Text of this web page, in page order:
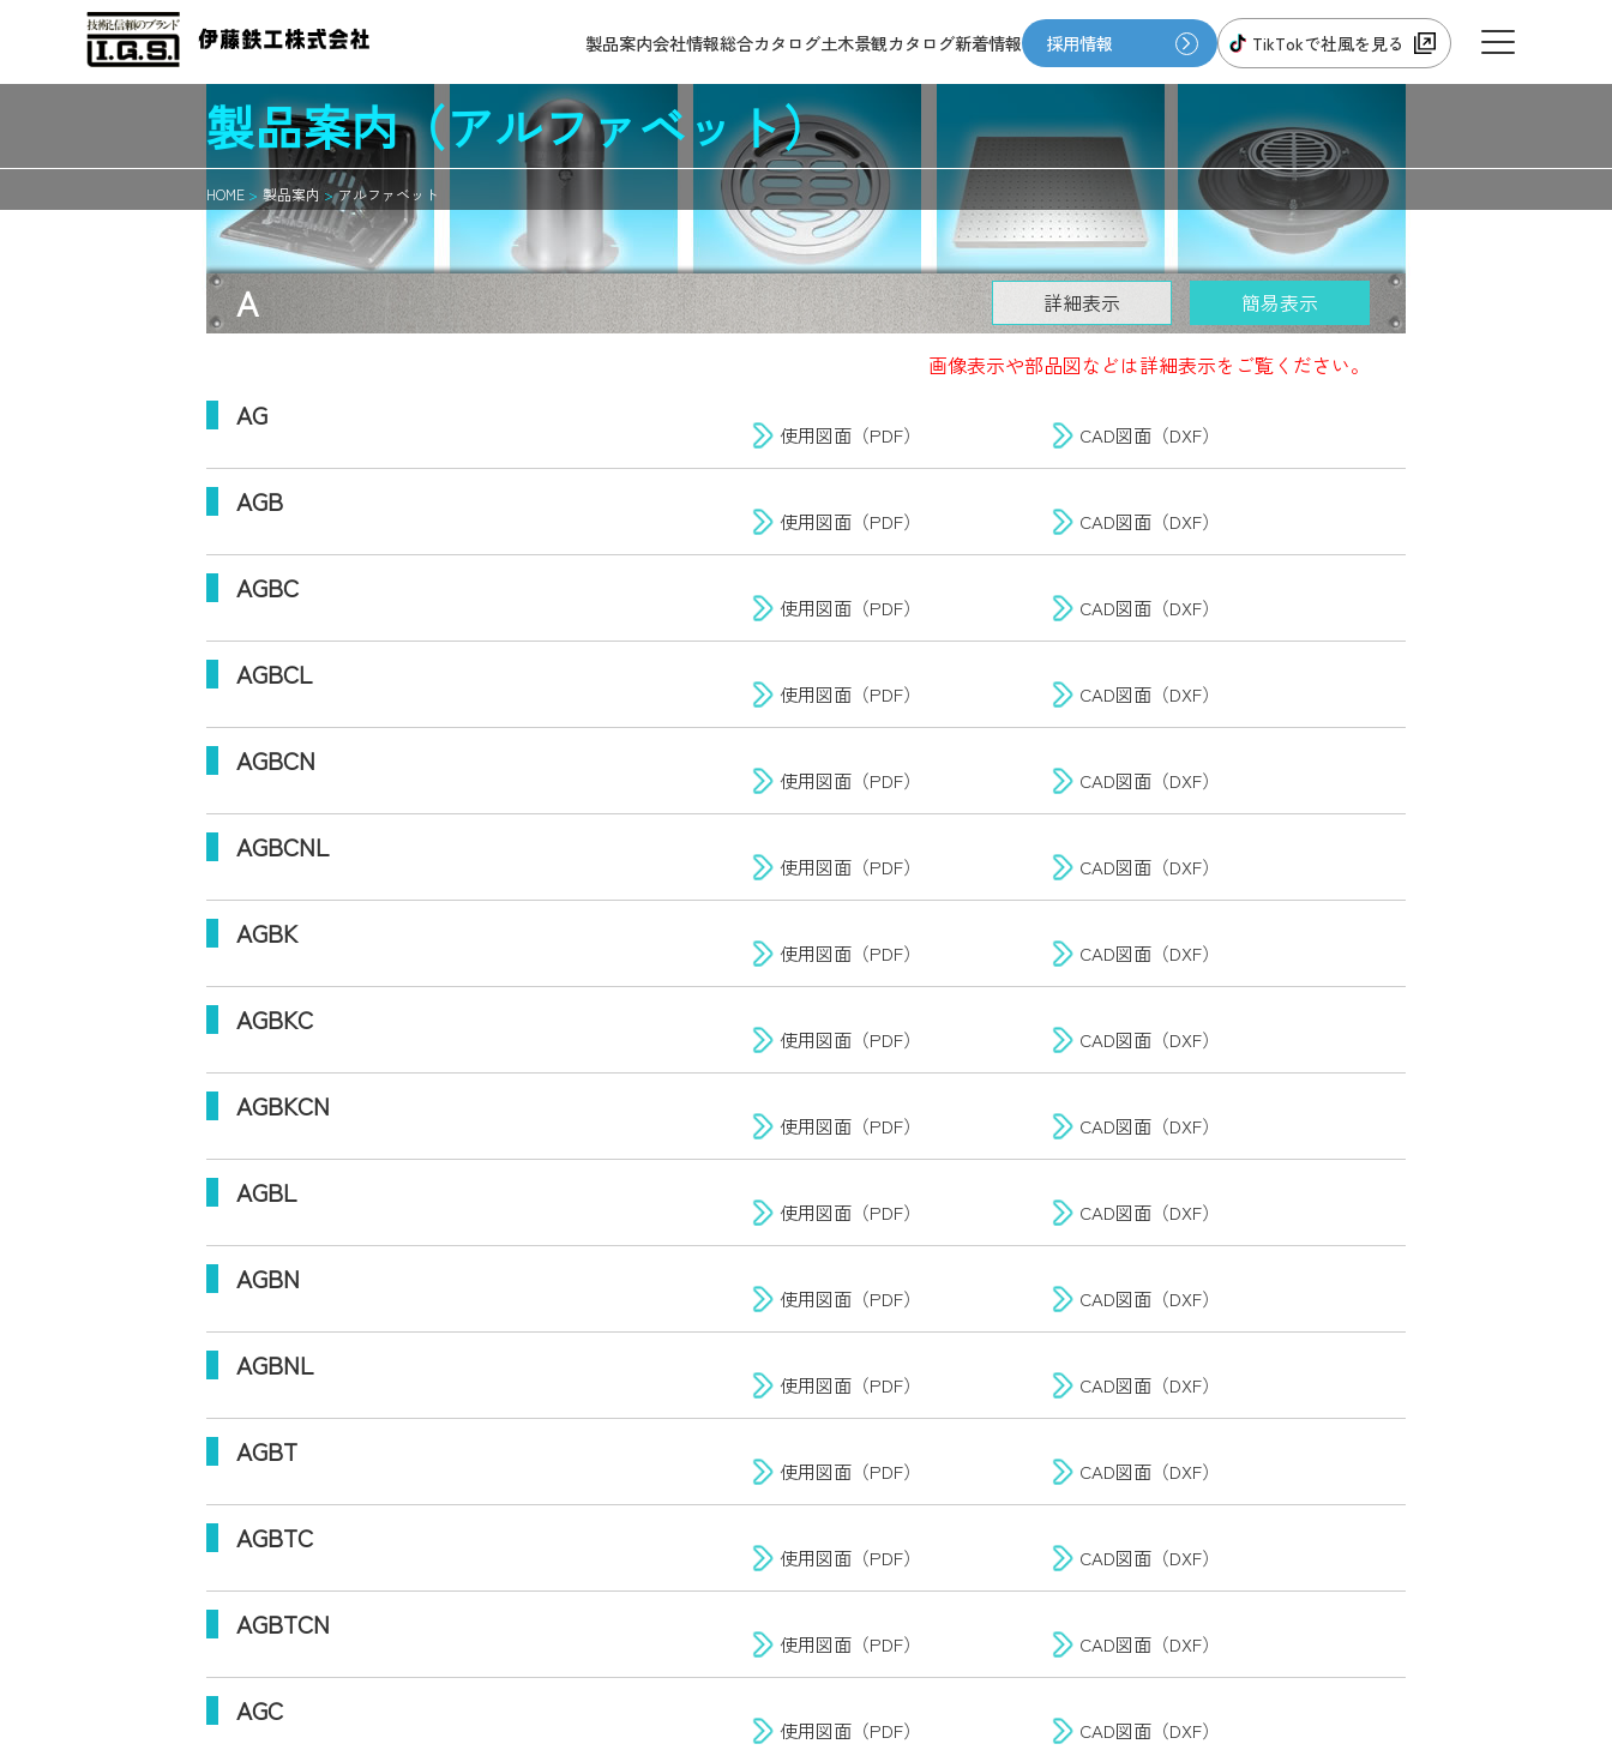
製品案内会社情報総合カタログ土木景観カタログ新着情報 採用情報 TikTokで社風を見る
TOP
アルファベット別製品検索
製品案内
施工動画
IGSオリジナル
納入事例
会社情報
伊藤鉄工のお仕事
新着情報
オンラインショップ
プライバシーポリシー
お問い合わせ
TikTokで社風を見る
製品案内（アルファベット）
HOME 製品案内 アルファベット
A 詳細表示 簡易表示
画像表示や部品図などは詳細表示をご覧ください。
AG
使用図面（PDF） CAD図面（DXF）
AGB
使用図面（PDF） CAD図面（DXF）
AGBC
使用図面（PDF） CAD図面（DXF）
AGBCL
使用図面（PDF） CAD図面（DXF）
AGBCN
使用図面（PDF） CAD図面（DXF）
AGBCNL
使用図面（PDF） CAD図面（DXF）
AGBK
使用図面（PDF） CAD図面（DXF）
AGBKC
使用図面（PDF） CAD図面（DXF）
AGBKCN
使用図面（PDF） CAD図面（DXF）
AGBL
使用図面（PDF） CAD図面（DXF）
AGBN
使用図面（PDF） CAD図面（DXF）
AGBNL
使用図面（PDF） CAD図面（DXF）
AGBT
使用図面（PDF） CAD図面（DXF）
AGBTC
使用図面（PDF） CAD図面（DXF）
AGBTCN
使用図面（PDF） CAD図面（DXF）
AGC
使用図面（PDF） CAD図面（DXF）